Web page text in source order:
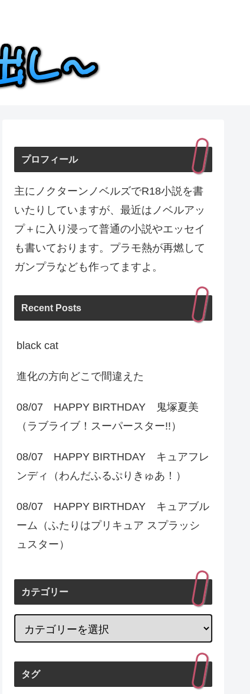
プロフィール
主にノクターンノベルズでR18小説を書
いたりしていますが、最近はノベルアッ
プ＋に入り浸って普通の小説やエッセイ
も書いております。プラモ熱が再燃して
ガンプラなども作ってますよ。
Recent Posts
black cat
進化の方向どこで間違えた
08/07 HAPPY BIRTHDAY 鬼塚夏美
（ラブライブ！スーパースター!!）
08/07 HAPPY BIRTHDAY キュアフレ
ンディ（わんだふるぷりきゅあ！）
08/07 HAPPY BIRTHDAY キュアブル
ーム（ふたりはプリキュア スプラッシ
ュスター）
カテゴリー
タグ